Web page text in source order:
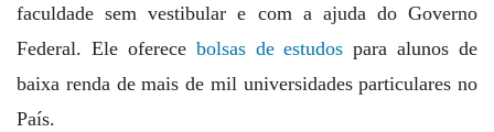
faculdade sem vestibular e com a ajuda do Governo
Federal. Ele oferece bolsas de estudos para alunos de
baixa renda de mais de mil universidades particulares no
País.